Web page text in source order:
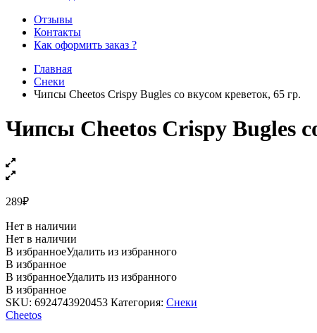
Отзывы
Контакты
Как оформить заказ ?
Главная
Снеки
Чипсы Cheetos Crispy Bugles со вкусом креветок, 65 гр.
Чипсы Cheetos Crispy Bugles
289₽
Нет в наличии
Нет в наличии
В избранноеУдалить из избранного
В избранное
В избранноеУдалить из избранного
В избранное
SKU: 6924743920453 Категория: Снеки
Cheetos